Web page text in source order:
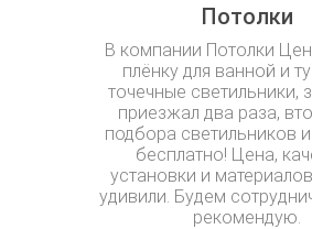
Потолки
В компании Потолки
плёнку для ванной и
точечные светильники,
приезжал два раза,
подбора светильников
бесплатно! Цена,
установки и
удивили. Будем
рекомендую.